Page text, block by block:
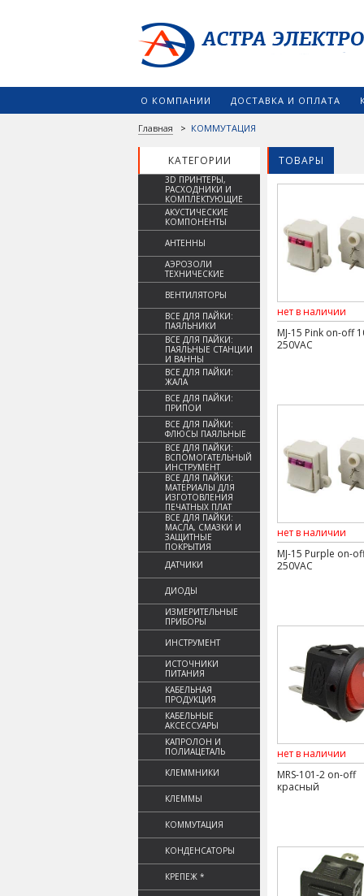
О КОМПАНИИ ДОСТАВКА И ОПЛАТА
Главная > КОММУТАЦИЯ
КАТЕГОРИИ ТОВАРЫ
3D ПРИНТЕРЫ,
РАСХОДНИКИ И
КОМПЛЕКТУЮЩИЕ
АКУСТИЧЕСКИЕ
КОМПОНЕНТЫ
АНТЕННЫ
АЭРОЗОЛИ
ТЕХНИЧЕСКИЕ
ВЕНТИЛЯТОРЫ
ВСЕ ДЛЯ ПАЙКИ:
ПАЯЛЬНИКИ
ВСЕ ДЛЯ ПАЙКИ:
ПАЯЛЬНЫЕ СТАНЦИИ
И ВАННЫ
ВСЕ ДЛЯ ПАЙКИ:
ЖАЛА
ВСЕ ДЛЯ ПАЙКИ:
ПРИПОИ
ВСЕ ДЛЯ ПАЙКИ:
ФЛЮСЫ ПАЯЛЬНЫЕ
ВСЕ ДЛЯ ПАЙКИ:
ВСПОМОГАТЕЛЬНЫЙ
ИНСТРУМЕНТ
ВСЕ ДЛЯ ПАЙКИ:
МАТЕРИАЛЫ ДЛЯ
ИЗГОТОВЛЕНИЯ
ПЕЧАТНЫХ ПЛАТ
ВСЕ ДЛЯ ПАЙКИ:
МАСЛА, СМАЗКИ И
ЗАЩИТНЫЕ
ПОКРЫТИЯ
ДАТЧИКИ
ДИОДЫ
ИЗМЕРИТЕЛЬНЫЕ
ПРИБОРЫ
ИНСТРУМЕНТ
ИСТОЧНИКИ
ПИТАНИЯ
КАБЕЛЬНАЯ
ПРОДУКЦИЯ
КАБЕЛЬНЫЕ
АКСЕССУАРЫ
КАПРОЛОН И
ПОЛИАЦЕТАЛЬ
КЛЕММНИКИ
КЛЕММЫ
КОММУТАЦИЯ
КОНДЕНСАТОРЫ
КРЕПЕЖ *
нет в наличии
MJ-15 Pink on-off
250VAC
нет в наличии
MJ-15 Purple on-
250VAC
нет в наличии
MRS-101-2 on-off
красный